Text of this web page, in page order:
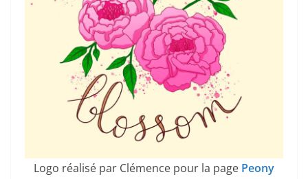
Logo réalisé par Clémence pour la page Peony